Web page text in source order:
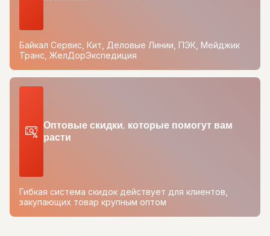
Байкал Сервис, Кит, Деловые Линии, ПЭК, Мейджик
Транс, ЖелДорЭкспедиция
Оптовые скидки, которые помогут вам
расти
Гибкая система скидок действует для клиентов,
закупающих товар крупным оптом